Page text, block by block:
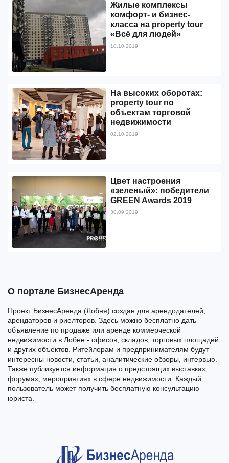
Жилые комплексы
комфорт- и бизнес-
класса на property tour
«Всё для людей»
10.10.2019
На высоких оборотах:
property tour по
объектам торговой
недвижимости
02.10.2019
Цвет настроения
«зеленый»: победители
GREEN Awards 2019
30.09.2019
О портале БизнесАренда
Проект БизнесАренда (Лобня) создан для арендодателей,
арендаторов и риелторов. Здесь можно бесплатно дать
объявление по продаже или аренде коммерческой
недвижимости в Лобне - офисов, складов, торговых площадей
и других объектов. Ритейлерам и предпринимателям будут
интересны новости, статьи, аналитические обзоры, интервью.
Также публикуется информация о предстоящих выставках,
форумах, мероприятиях в сфере недвижимости. Каждый
пользователь может получить бесплатную консультацию
юриста.